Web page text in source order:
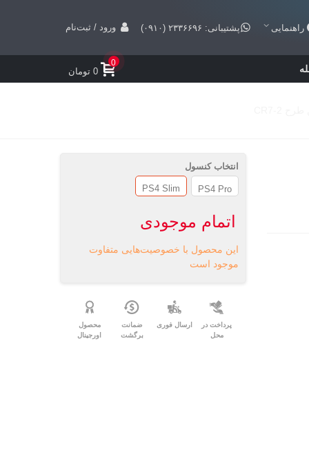
راهنمایی پشتیبانی: ۲۳۳۶۶۹۶ (۰۹۱۰) ورود / ثبت‌نام
0
0 تومان
انتخاب کنسول
PS4 Pro
PS4 Slim
اتمام موجودی
این محصول با خصوصیت‌هایی متفاوت
موجود است
پرداخت در
محل
ارسال فوری
ضمانت
برگشت
محصول
اورجینال